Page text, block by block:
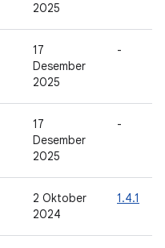
2025
17
Desember
2025
-
17
Desember
2025
-
2 Oktober
2024
1.4.1